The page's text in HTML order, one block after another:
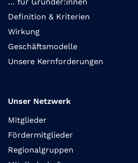
Definition & Kriterien
Wirkung
Geschäftsmodelle
Unsere Kernforderungen
Unser Netzwerk
Mitglieder
Fördermitglieder
Regionalgruppen